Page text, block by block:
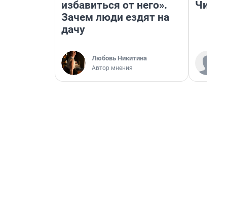
избавиться от него».
Зачем люди ездят на
дачу
Любовь Никитина
Автор мнения
Читы